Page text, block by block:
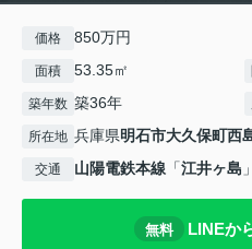
価格 850万円
面積 53.35㎡
築年数 築36年
所在地 兵庫県明石市大久保町西
交通 山陽電鉄本線 「江井ヶ島
無料 LINEか